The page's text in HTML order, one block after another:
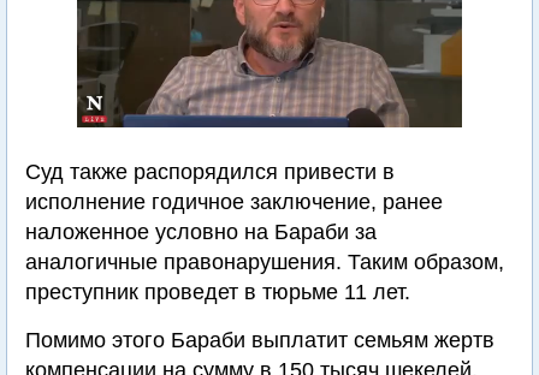
Суд также распорядился привести в
исполнение годичное заключение, ранее
наложенное условно на Бараби за
аналогичные правонарушения. Таким образом,
преступник проведет в тюрьме 11 лет.
Помимо этого Бараби выплатит семьям жертв
компенсации на сумму в 150 тысяч шекелей.